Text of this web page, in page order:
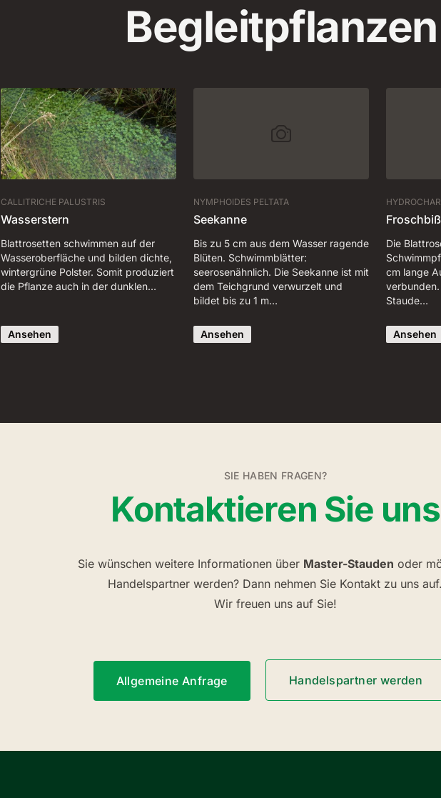
Begleitpflanzen
CALLITRICHE PALUSTRIS
Wasserstern
Blattrosetten schwimmen auf der
Wasseroberfläche und bilden dichte,
wintergrüne Polster. Somit produziert
die Pflanze auch in der dunklen…
Ansehen
NYMPHOIDES PELTATA
Seekanne
Bis zu 5 cm aus dem Wasser ragende
Blüten. Schwimmblätter:
seerosenähnlich. Die Seekanne ist mit
dem Teichgrund verwurzelt und
bildet bis zu 1 m…
Ansehen
Froschbiß
Die
cm lange
Staude…
Ansehen
SIE HABEN FRAGEN?
Kontaktieren Sie uns
Sie wünschen weitere Informationen über Master-Stauden oder
Handelspartner werden? Dann nehmen Sie Kontakt zu uns
Wir freuen uns auf Sie!
Allgemeine Anfrage Handelspartner werden